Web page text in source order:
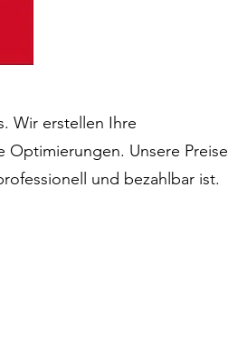
Wir erstellen Ihre
Unsere Preise
und bezahlbar ist.